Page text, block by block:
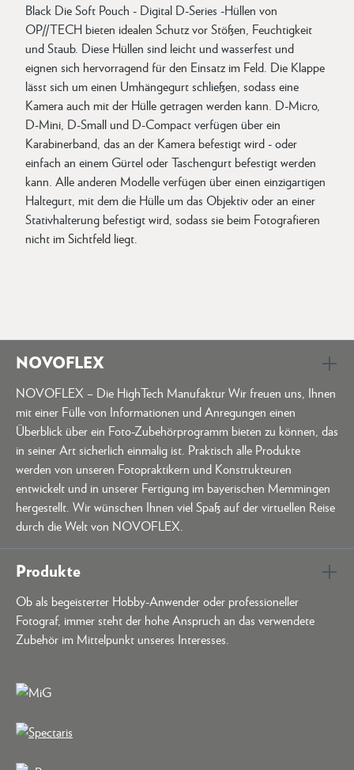
Black Die Soft Pouch - Digital D-Series -Hüllen von
OP//TECH bieten idealen Schutz vor Stößen, Feuchtigkeit
und Staub. Diese Hüllen sind leicht und wasserfest und
eignen sich hervorragend für den Einsatz im Feld. Die Klappe
lässt sich um einen Umhängegurt schließen, sodass eine
Kamera auch mit der Hülle getragen werden kann. D-Micro,
D-Mini, D-Small und D-Compact verfügen über ein
Karabinerband, das an der Kamera befestigt wird - oder
einfach an einem Gürtel oder Taschengurt befestigt werden
kann. Alle anderen Modelle verfügen über einen einzigartigen
Haltegurt, mit dem die Hülle um das Objektiv oder an einer
Stativhalterung befestigt wird, sodass sie beim Fotografieren
nicht im Sichtfeld liegt.
NOVOFLEX
NOVOFLEX – Die HighTech Manufaktur Wir freuen uns, Ihnen
mit einer Fülle von Informationen und Anregungen einen
Überblick über ein Foto-Zubehörprogramm bieten zu können, das
in seiner Art sicherlich einmalig ist. Praktisch alle Produkte
werden von unseren Fotopraktikern und Konstrukteuren
entwickelt und in unserer Fertigung im bayerischen Memmingen
hergestellt. Wir wünschen Ihnen viel Spaß auf der virtuellen Reise
durch die Welt von NOVOFLEX.
Produkte
Ob als begeisterter Hobby-Anwender oder professioneller
Fotograf, immer steht der hohe Anspruch an das verwendete
Zubehör im Mittelpunkt unseres Interesses.